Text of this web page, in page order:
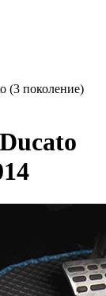
(3 поколение)